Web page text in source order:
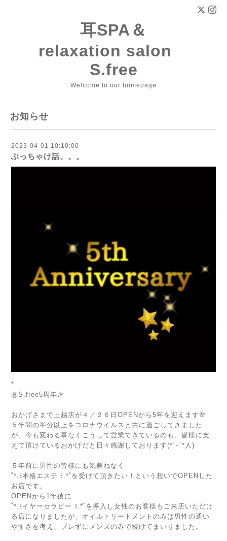
耳SPA＆
relaxation salon
S.free
Welcome to our homepage
お知らせ
2023-04-01 10:10:00
ぶっちゃけ話。。。
*
㊗️S.free5周年🎉
おかげさまで上越店が４／２６日OPENから5年を迎えます🌸
５年間の半分以上をコロナウイルスと共に過ごしてきました
が、今も変わる事なくこうして営業できているのも、皆様に支
えて頂けているおかげだと日々感謝しております(*´ｰ`*人)
５年前に男性の皆様にも気兼ねなく
˚*.꒰本格エステ ꒱.*˚を受けて頂きたい！という想いでOPENした
お店です。
OPENから1年後に
˚*.꒰イヤーセラピー ꒱.*˚を導入し女性のお客様もご来店いただけ
る店になりましたが、オイルトリートメントのみは男性の通い
やすさを考え、ブレずにメンズのみで続けてまいりました。